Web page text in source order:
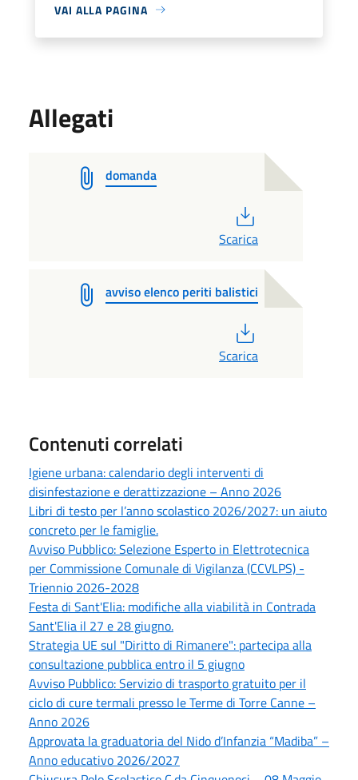
VAI ALLA PAGINA
Allegati
domanda
Scarica
avviso elenco periti balistici
Scarica
Contenuti correlati
Igiene urbana: calendario degli interventi di
disinfestazione e derattizzazione – Anno 2026
Libri di testo per l’anno scolastico 2026/2027: un aiuto
concreto per le famiglie.
Avviso Pubblico: Selezione Esperto in Elettrotecnica
per Commissione Comunale di Vigilanza (CCVLPS) -
Triennio 2026-2028
Festa di Sant'Elia: modifiche alla viabilità in Contrada
Sant'Elia il 27 e 28 giugno.
Strategia UE sul "Diritto di Rimanere": partecipa alla
consultazione pubblica entro il 5 giugno
Avviso Pubblico: Servizio di trasporto gratuito per il
ciclo di cure termali presso le Terme di Torre Canne –
Anno 2026
Approvata la graduatoria del Nido d’Infanzia “Madiba” –
Anno educativo 2026/2027